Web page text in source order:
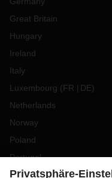
Great Britain
Hungary
Ireland
Italy
Luxembourg (FR DE)
Netherlands
Norway
Poland
Portugal
Romania